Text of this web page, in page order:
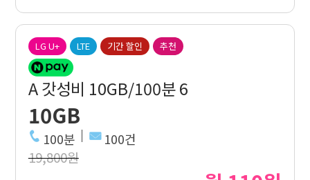
LG U+ LTE 기간 할인 추천
A 갓성비 10GB/100분 6
10GB
100분 100건
19,800원